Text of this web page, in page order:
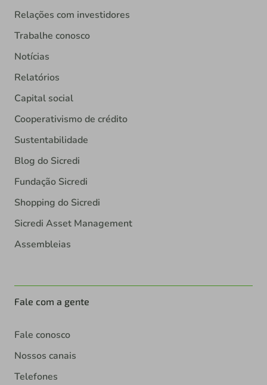
Relações com investidores
Trabalhe conosco
Notícias
Relatórios
Capital social
Cooperativismo de crédito
Sustentabilidade
Blog do Sicredi
Fundação Sicredi
Shopping do Sicredi
Sicredi Asset Management
Assembleias
Fale com a gente
Fale conosco
Nossos canais
Telefones